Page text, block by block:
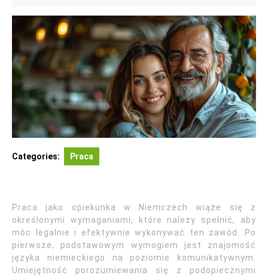
Categories: Praca
Praca jako opiekunka w Niemczech wiąże się z
określonymi wymaganiami, które należy spełnić, aby
móc legalnie i efektywnie wykonywać ten zawód. Po
pierwsze, podstawowym wymogiem jest znajomość
języka niemieckiego na poziomie komunikatywnym.
Umiejętność porozumiewania się z podopiecznymi